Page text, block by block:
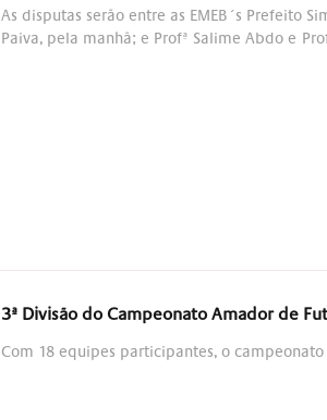
As disputas serão entre as EMEB´s Prefeito
Paiva, pela manhã; e Profª Salime Abdo e
3ª Divisão do Campeonato Amador de
Com 18 equipes participantes, o